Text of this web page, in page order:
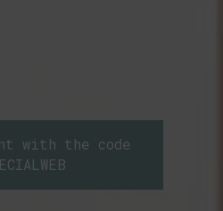
with the code